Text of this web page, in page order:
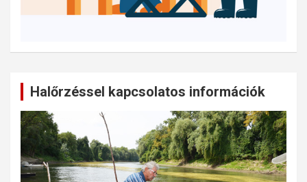
Halőrzéssel kapcsolatos információk